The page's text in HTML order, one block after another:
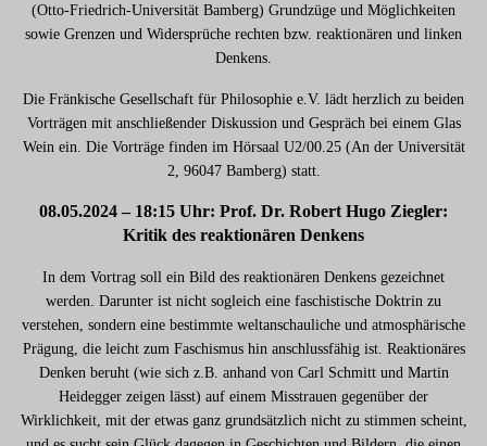
(Otto-Friedrich-Universität Bamberg) Grundzüge und Möglichkeiten
sowie Grenzen und Widersprüche rechten bzw. reaktionären und linken
Denkens.
Die Fränkische Gesellschaft für Philosophie e.V. lädt herzlich zu beiden
Vorträgen mit anschließender Diskussion und Gespräch bei einem Glas
Wein ein. Die Vorträge finden im Hörsaal U2/00.25 (An der Universität
2, 96047 Bamberg) statt.
08.05.2024 – 18:15 Uhr: Prof. Dr. Robert Hugo Ziegler:
Kritik des reaktionären Denkens
In dem Vortrag soll ein Bild des reaktionären Denkens gezeichnet
werden. Darunter ist nicht sogleich eine faschistische Doktrin zu
verstehen, sondern eine bestimmte weltanschauliche und atmosphärische
Prägung, die leicht zum Faschismus hin anschlussfähig ist. Reaktionäres
Denken beruht (wie sich z.B. anhand von Carl Schmitt und Martin
Heidegger zeigen lässt) auf einem Misstrauen gegenüber der
Wirklichkeit, mit der etwas ganz grundsätzlich nicht zu stimmen scheint,